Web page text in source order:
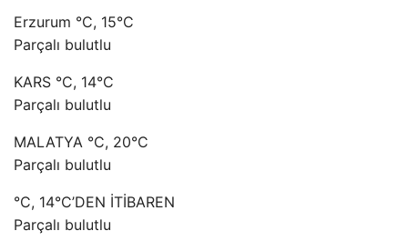
Erzurum °C, 15°C
Parçalı bulutlu
KARS °C, 14°C
Parçalı bulutlu
MALATYA °C, 20°C
Parçalı bulutlu
°C, 14°C’DEN İTİBAREN
Parçalı bulutlu